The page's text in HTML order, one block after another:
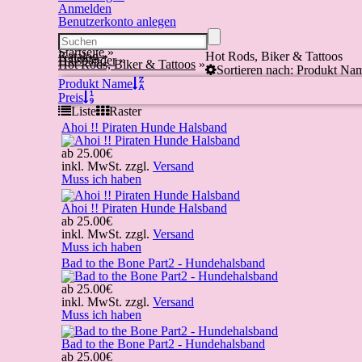
Anmelden
Benutzerkonto anlegen
Startseite »
Katalog »
Halsbänder »
Hot Rods, Biker & Tattoos »
Hot Rods, Biker & Tattoos
Sortieren nach: Produkt
Produkt Name
Preis
Liste
Raster
Ahoi !! Piraten Hunde Halsband
ab 25.00€
inkl. MwSt. zzgl. Versand
Muss ich haben
Ahoi !! Piraten Hunde Halsband
ab 25.00€
inkl. MwSt. zzgl. Versand
Muss ich haben
Bad to the Bone Part2 - Hundehalsband
ab 25.00€
inkl. MwSt. zzgl. Versand
Muss ich haben
Bad to the Bone Part2 - Hundehalsband
ab 25.00€